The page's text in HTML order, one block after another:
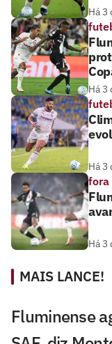
Há 3
Há 3
Há 3
fora
Há 3
MAIS LANCE!
Fluminense